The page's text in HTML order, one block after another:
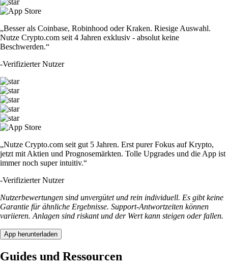
„Besser als Coinbase, Robinhood oder Kraken. Riesige Auswahl.
Nutze Crypto.com seit 4 Jahren exklusiv - absolut keine
Beschwerden.“
-Verifizierter Nutzer
„Nutze Crypto.com seit gut 5 Jahren. Erst purer Fokus auf Krypto,
jetzt mit Aktien und Prognosemärkten. Tolle Upgrades und die App ist
immer noch super intuitiv.“
-Verifizierter Nutzer
Nutzerbewertungen sind unvergütet und rein individuell. Es gibt keine
Garantie für ähnliche Ergebnisse. Support-Antwortzeiten können
variieren. Anlagen sind riskant und der Wert kann steigen oder fallen.
App herunterladen
Guides und Ressourcen